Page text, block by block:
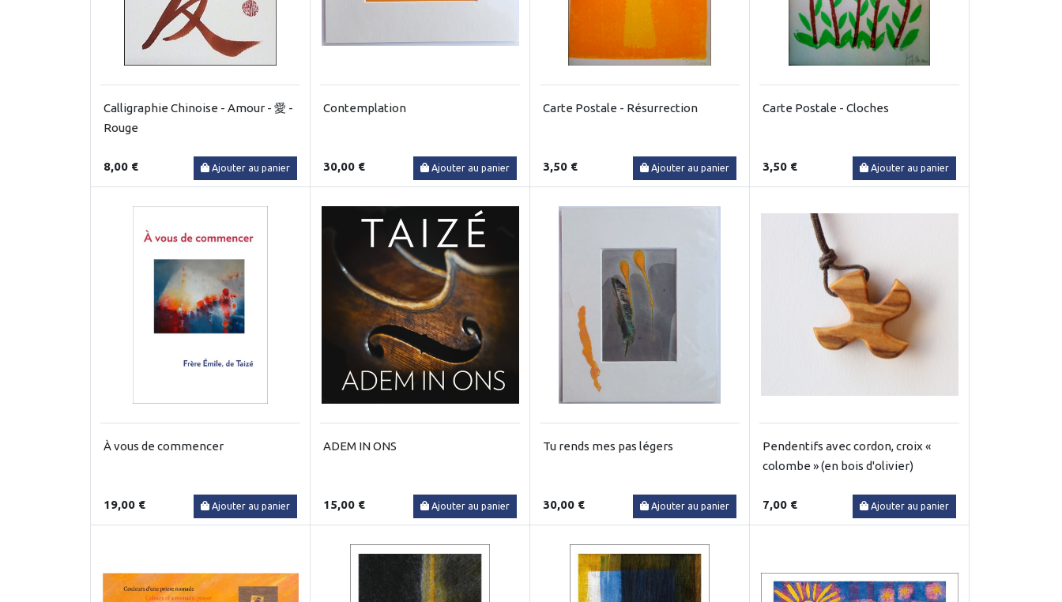
Calligraphie Chinoise - Amour - 愛 -
Rouge
8,00 € Ajouter au panier
Contemplation
30,00 € Ajouter au panier
Carte Postale - Résurrection
3,50 € Ajouter au panier
Carte Postale - Cloches
3,50 € Ajouter au panier
À vous de commencer
19,00 € Ajouter au panier
ADEM IN ONS
15,00 € Ajouter au panier
Tu rends mes pas légers
30,00 € Ajouter au panier
Pendentifs avec cordon, croix «
colombe » (en bois d'olivier)
7,00 € Ajouter au panier